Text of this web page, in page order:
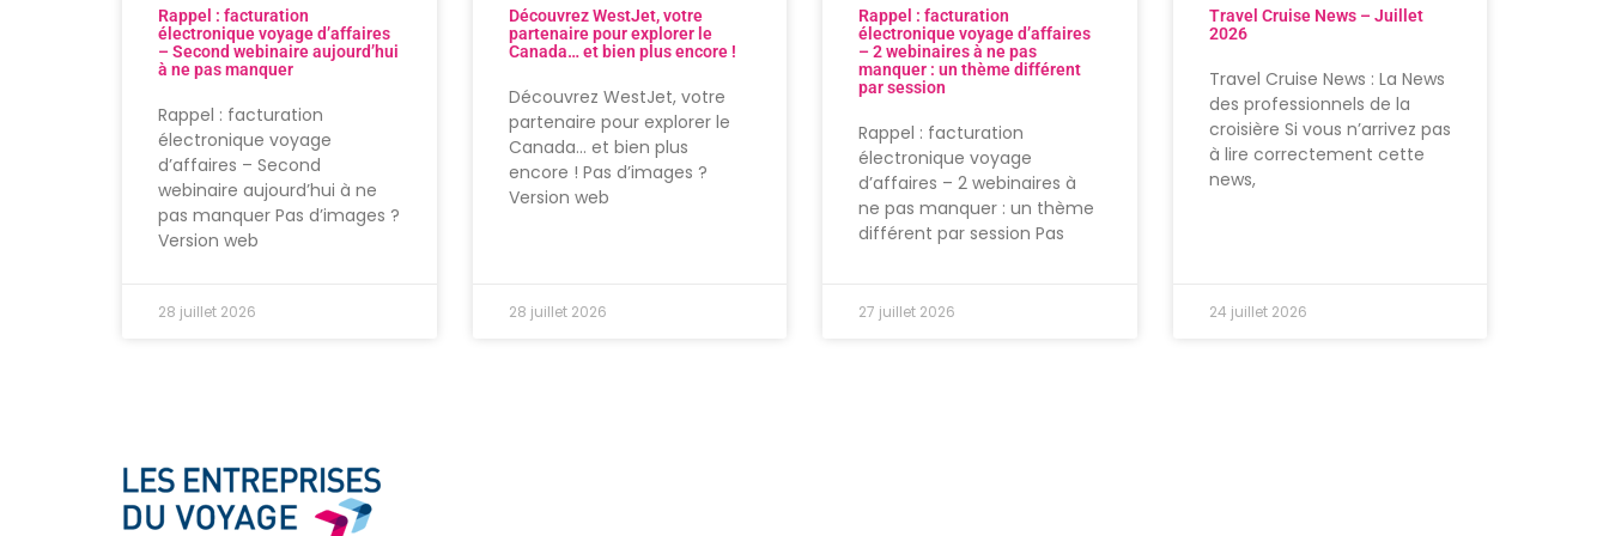
Rappel : facturation
électronique voyage d’affaires
– Second webinaire aujourd’hui
à ne pas manquer
Rappel : facturation
électronique voyage
d’affaires – Second
webinaire aujourd’hui à ne
pas manquer Pas d’images ?
Version web
28 juillet 2026
Découvrez WestJet, votre
partenaire pour explorer le
Canada… et bien plus encore !
Découvrez WestJet, votre
partenaire pour explorer le
Canada… et bien plus
encore ! Pas d’images ?
Version web
28 juillet 2026
Rappel : facturation
électronique voyage d’affaires
– 2 webinaires à ne pas
manquer : un thème différent
par session
Rappel : facturation
électronique voyage
d’affaires – 2 webinaires à
ne pas manquer : un thème
différent par session Pas
27 juillet 2026
Travel Cruise News – Juillet
2026
Travel Cruise News : La News
des professionnels de la
croisière Si vous n’arrivez pas
à lire correctement cette
news,
24 juillet 2026